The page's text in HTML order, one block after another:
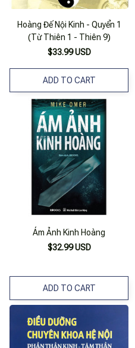
Hoàng Đế Nội Kinh - Quyển 1
(Từ Thiên 1 - Thiên 9)
$33.99 USD
ADD TO CART
Ám Ảnh Kinh Hoàng
$32.99 USD
ADD TO CART